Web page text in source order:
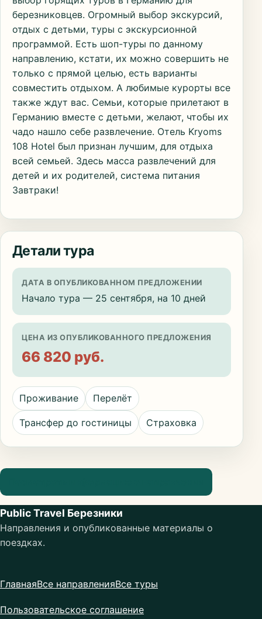
березниковцев. Огромный выбор экскурсий,
отдых с детьми, туры с экскурсионной
программой. Есть шоп-туры по данному
направлению, кстати, их можно совершить не
только с прямой целью, есть варианты
совместить отдыхом. А любимые курорты все
также ждут вас. Семьи, которые прилетают в
Германию вместе с детьми, желают, чтобы их
чадо нашло себе развлечение. Отель Kryoms
108 Hotel был признан лучшим, для отдыха
всей семьей. Здесь масса развлечений для
детей и их родителей, система питания
Завтраки!
Детали тура
ДАТА В ОПУБЛИКОВАННОМ ПРЕДЛОЖЕНИИ
Начало тура — 25 сентября, на 10 дней
ЦЕНА ИЗ ОПУБЛИКОВАННОГО ПРЕДЛОЖЕНИЯ
66 820 руб.
Проживание Перелёт
Трансфер до гостиницы Страховка
Public Travel Березники
Направления и опубликованные материалы о
поездках.
ГлавнаяВсе направленияВсе туры
Пользовательское соглашение